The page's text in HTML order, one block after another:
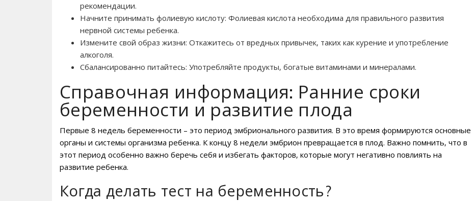
рекомендации.
Начните принимать фолиевую кислоту: Фолиевая кислота необходима для правильного развития
нервной системы ребенка.
Измените свой образ жизни: Откажитесь от вредных привычек‚ таких как курение и употребление
алкоголя.
Сбалансированно питайтесь: Употребляйте продукты‚ богатые витаминами и минералами.
Справочная информация: Ранние сроки
беременности и развитие плода
Первые 8 недель беременности – это период эмбрионального развития. В это время формируются основные
органы и системы организма ребенка. К концу 8 недели эмбрион превращается в плод. Важно помнить‚ что в
этот период особенно важно беречь себя и избегать факторов‚ которые могут негативно повлиять на
развитие ребенка.
Когда делать тест на беременность?